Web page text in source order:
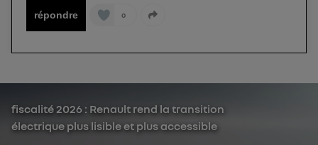
répondre 0
fiscalité 2026 : Renault rend la transition
électrique plus lisible et plus accessible
personnelles d'Utiq